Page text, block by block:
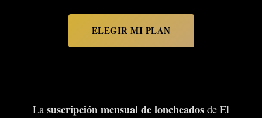
ELEGIR MI PLAN
La suscripción mensual de loncheados de El